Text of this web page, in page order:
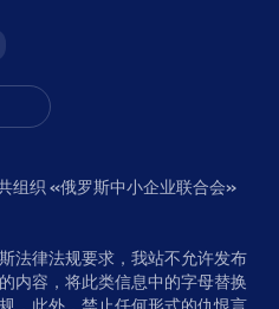
组织 «俄罗斯中小企业联合会»
法律法规要求，我站不允许发布
内容，将此类信息中的字母替换